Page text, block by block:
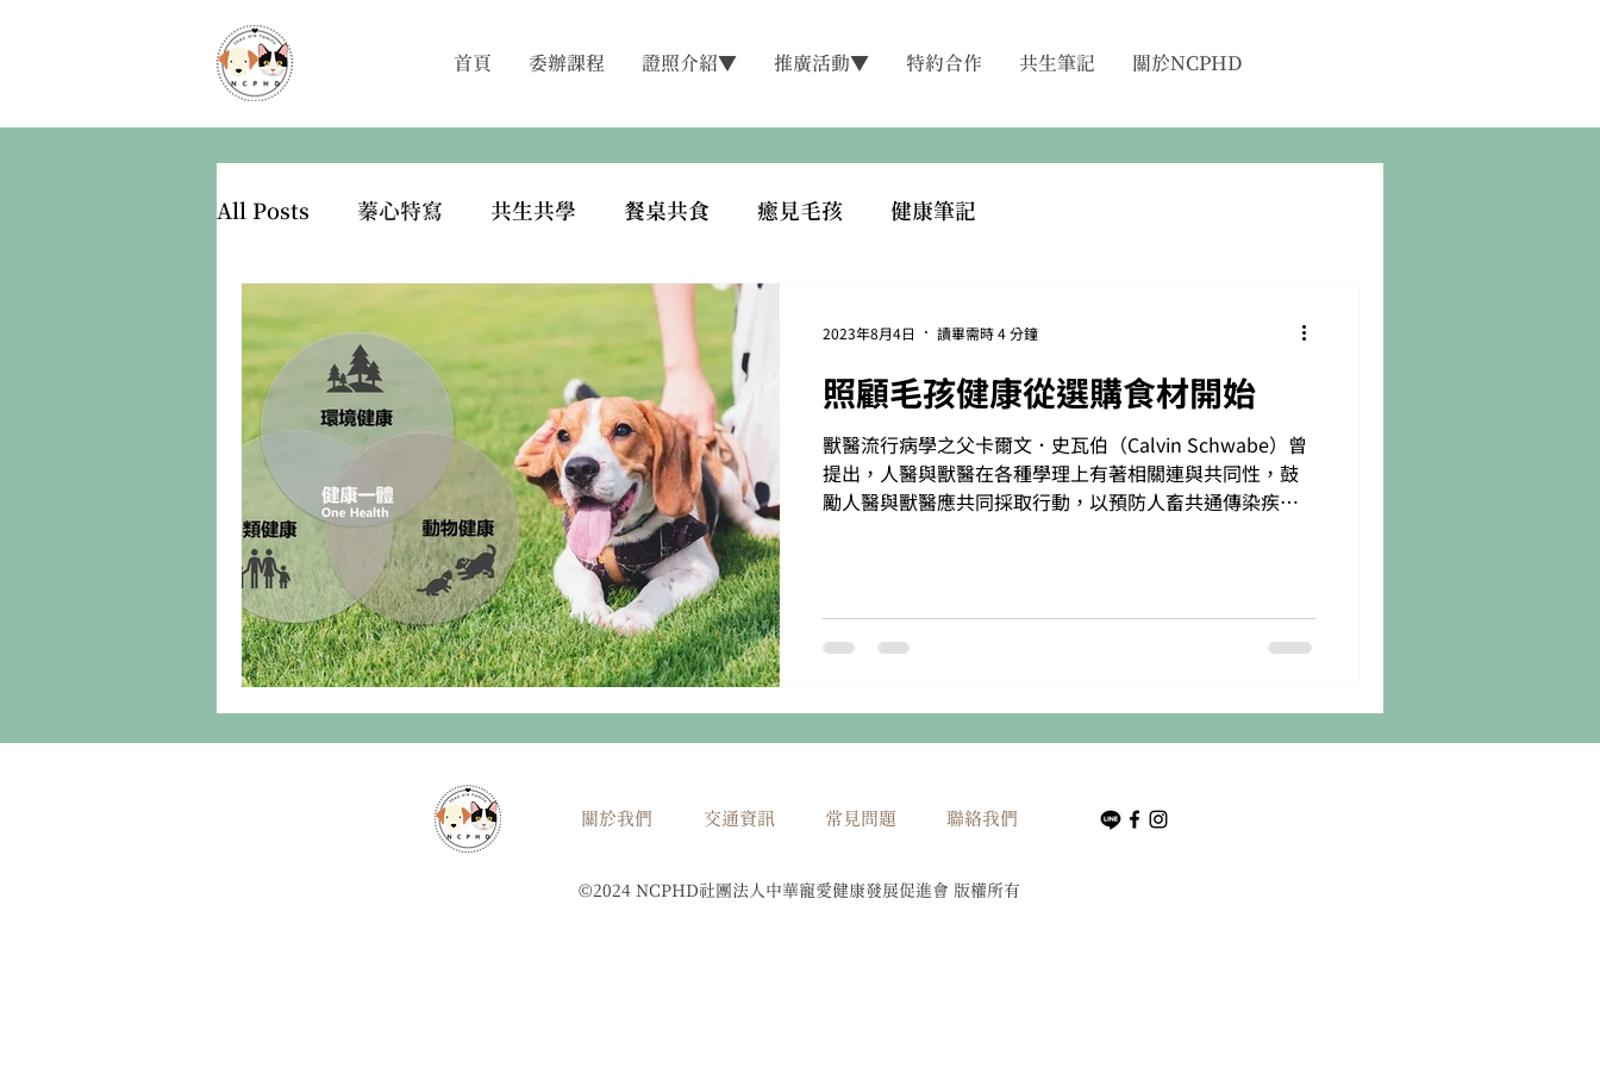
首頁 委辦課程 證照介紹▼ 推廣活動▼ 特約合作 共生筆記 關於NCPHD
All Posts 蓁心特寫 共生共學 餐桌共食 癒見毛孩 健康筆記
照顧毛孩健康從選購食材開始
獸醫流行病學之父卡爾文．史瓦伯（Calvin Schwabe）曾
提出，人醫與獸醫在各種學理上有著相關連與共同性，鼓
勵人醫與獸醫應共同採取行動，以預防人畜共通傳染疾病
2023年8月4日 讀畢需時 4 分鐘
聯絡我們
交通資訊 常見問題
關於我們
©2024 NCPHD社團法人中華寵愛健康發展促進會 版權所有